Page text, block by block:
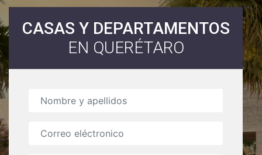
CASAS Y DEPARTAMENTOS
EN QUERÉTARO